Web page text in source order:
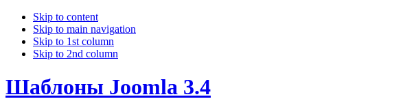
Skip to content
Skip to main navigation
Skip to 1st column
Skip to 2nd column
Шаблоны Joomla 3.4